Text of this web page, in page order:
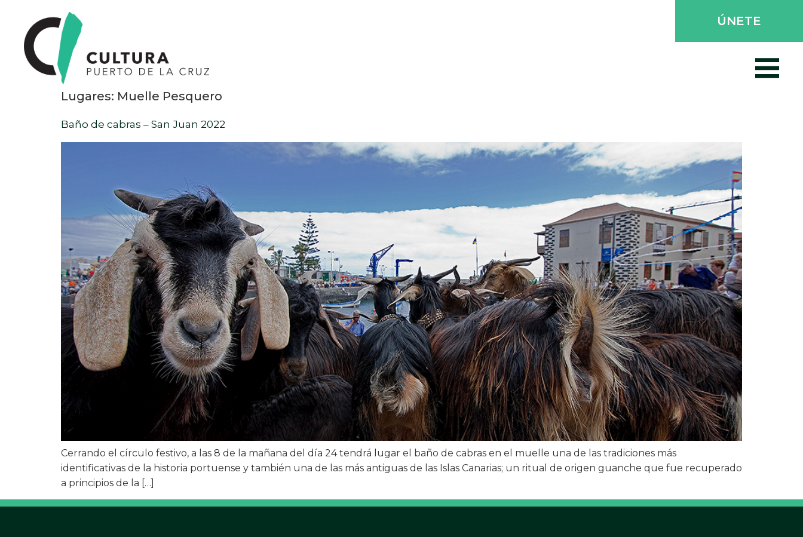
ÚNETE
Lugares: Muelle Pesquero
Baño de cabras – San Juan 2022
Cerrando el círculo festivo, a las 8 de la mañana del día 24 tendrá lugar el baño de cabras en el muelle una de las tradiciones más
identificativas de la historia portuense y también una de las más antiguas de las Islas Canarias; un ritual de origen guanche que fue recuperado
a principios de la […]